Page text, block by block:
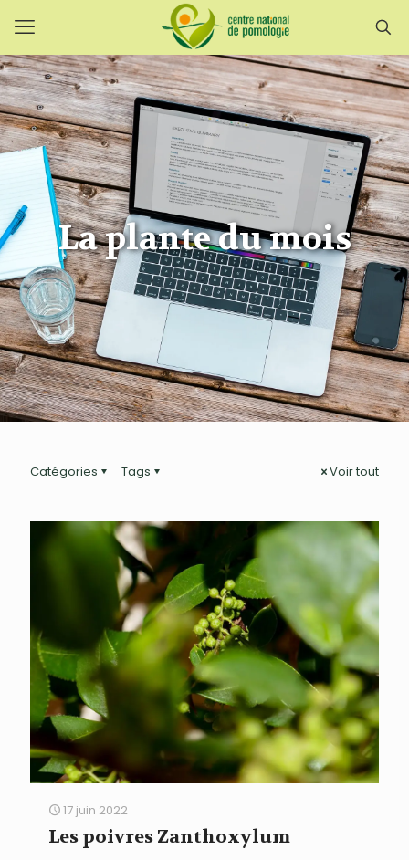
La plante du mois
Catégories Tags Voir tout
17 juin 2022
Les poivres Zanthoxylum